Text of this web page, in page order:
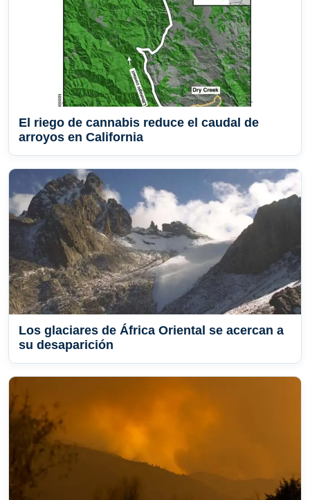
El riego de cannabis reduce el caudal de
arroyos en California
Los glaciares de África Oriental se acercan a
su desaparición